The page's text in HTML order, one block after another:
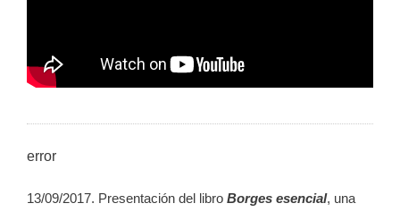
error
13/09/2017. Presentación del libro Borges esencial, una